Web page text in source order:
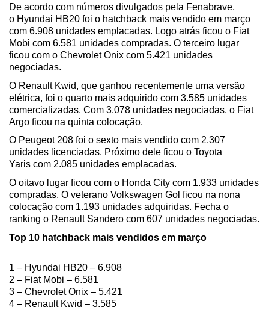
De acordo com números divulgados pela Fenabrave,
o Hyundai HB20 foi o hatchback mais vendido em março
com 6.908 unidades emplacadas. Logo atrás ficou o Fiat
Mobi com 6.581 unidades compradas. O terceiro lugar
ficou com o Chevrolet Onix com 5.421 unidades
negociadas.
O Renault Kwid, que ganhou recentemente uma versão
elétrica, foi o quarto mais adquirido com 3.585 unidades
comercializadas. Com 3.078 unidades negociadas, o Fiat
Argo ficou na quinta colocação.
O Peugeot 208 foi o sexto mais vendido com 2.307
unidades licenciadas. Próximo dele ficou o Toyota
Yaris com 2.085 unidades emplacadas.
O oitavo lugar ficou com o Honda City com 1.933 unidades
compradas. O veterano Volkswagen Gol ficou na nona
colocação com 1.193 unidades adquiridas. Fecha o
ranking o Renault Sandero com 607 unidades negociadas.
Top 10 hatchback mais vendidos em março
1 – Hyundai HB20 – 6.908
2 – Fiat Mobi – 6.581
3 – Chevrolet Onix – 5.421
4 – Renault Kwid – 3.585